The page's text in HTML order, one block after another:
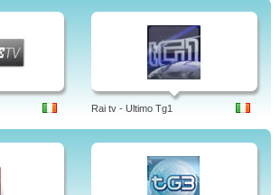
Rai tv - Ultimo Tg1